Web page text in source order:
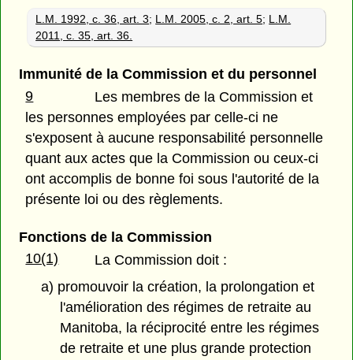
L.M. 1992, c. 36, art. 3; L.M. 2005, c. 2, art. 5; L.M.
2011, c. 35, art. 36.
Immunité de la Commission et du personnel
9
Les membres de la Commission et
les personnes employées par celle-ci ne
s'exposent à aucune responsabilité personnelle
quant aux actes que la Commission ou ceux-ci
ont accomplis de bonne foi sous l'autorité de la
présente loi ou des règlements.
Fonctions de la Commission
10(1)
La Commission doit :
a) promouvoir la création, la prolongation et
l'amélioration des régimes de retraite au
Manitoba, la réciprocité entre les régimes
de retraite et une plus grande protection